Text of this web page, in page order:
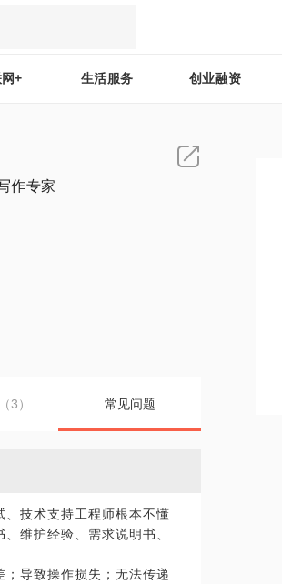
+ 生活服务 创业融资
作专家
（3） 常见问题
技术支持工程师根本不懂
维护经验、需求说明书、
导致操作损失；无法传递